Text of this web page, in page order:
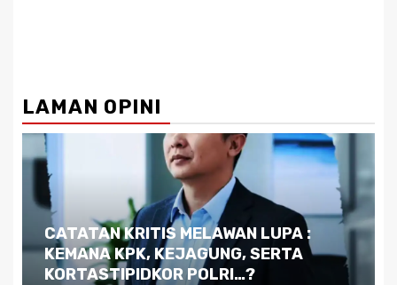
LAMAN OPINI
Dilema Kaltim di Tengah Krisis:
Kutukan Sumber Daya Alam dan
Pemimpin yang Tak Kreatif